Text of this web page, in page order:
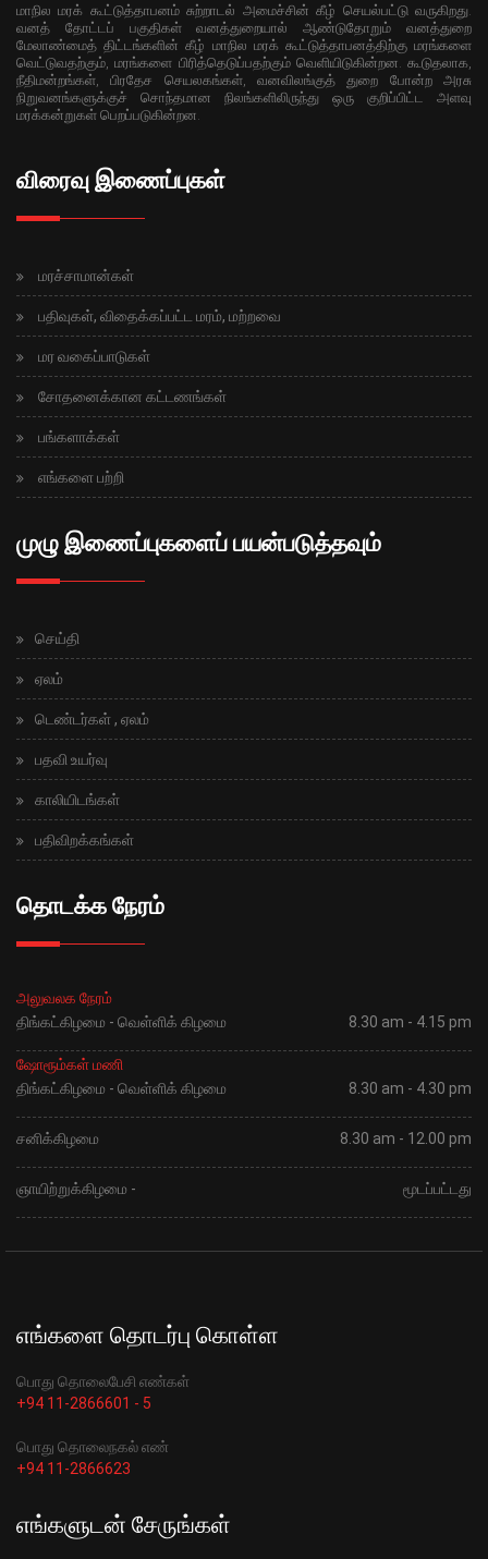
மாநில மரக் கூட்டுத்தாபனம் சுற்றாடல் அமைச்சின் கீழ் செயல்பட்டு வருகிறது.
வனத் தோட்டப் பகுதிகள் வனத்துறையால் ஆண்டுதோறும் வனத்துறை
மேலாண்மைத் திட்டங்களின் கீழ் மாநில மரக் கூட்டுத்தாபனத்திற்கு மரங்களை
வெட்டுவதற்கும், மரங்களை பிரித்தெடுப்பதற்கும் வெளியிடுகின்றன. கூடுதலாக,
நீதிமன்றங்கள், பிரதேச செயலகங்கள், வனவிலங்குத் துறை போன்ற அரசு
நிறுவனங்களுக்குச் சொந்தமான நிலங்களிலிருந்து ஒரு குறிப்பிட்ட அளவு
மரக்கன்றுகள் பெறப்படுகின்றன.
விரைவு இணைப்புகள்
மரச்சாமான்கள்
பதிவுகள், விதைக்கப்பட்ட மரம், மற்றவை
மர வகைப்பாடுகள்
சோதனைக்கான கட்டணங்கள்
பங்களாக்கள்
எங்களை பற்றி
முழு இணைப்புகளைப் பயன்படுத்தவும்
செய்தி
ஏலம்
டெண்டர்கள் , ஏலம்
பதவி உயர்வு
காலியிடங்கள்
பதிவிறக்கங்கள்
தொடக்க நேரம்
அலுவலக நேரம்
திங்கட்கிழமை - வெள்ளிக் கிழமை
8.30 am - 4.15 pm
ஷோரூம்கள் மணி
திங்கட்கிழமை - வெள்ளிக் கிழமை
8.30 am - 4.30 pm
சனிக்கிழமை 8.30 am - 12.00 pm
ஞாயிற்றுக்கிழமை - மூடப்பட்டது
எங்களை தொடர்பு கொள்ள
பொது தொலைபேசி எண்கள்
+94 11-2866601 - 5
பொது தொலைநகல் எண்
+94 11-2866623
எங்களுடன் சேருங்கள்